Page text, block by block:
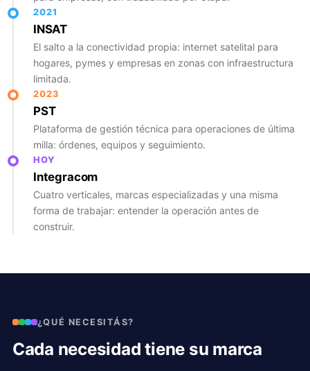
2021
INSAT
El salto a la conectividad propia: internet satelital para
hogares, pymes y empresas en zonas con infraestructura
limitada.
2023
PST
Plataforma de gestión técnica para operaciones de última
milla: órdenes, equipos y seguimiento.
HOY
Integracom
Cuatro verticales, marcas especializadas y una misma
forma de trabajar: entender la operación antes de
construir.
¿QUÉ NECESITÁS?
Cada necesidad tiene su marca